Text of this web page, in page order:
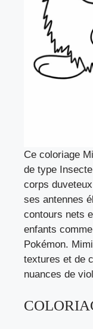
Ce coloriage
de type
corps
ses antennes
contours nets
enfants
Pokémon.
textures et de
nuances de